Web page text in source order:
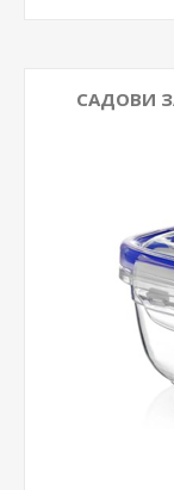
САДОВИ